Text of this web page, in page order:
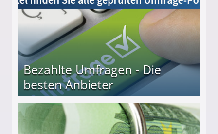
Bezahlte Umfragen - Die
besten Anbieter